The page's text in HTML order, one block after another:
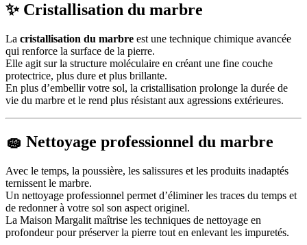
✨ Cristallisation du marbre
La cristallisation du marbre est une technique chimique avancée
qui renforce la surface de la pierre.
Elle agit sur la structure moléculaire en créant une fine couche
protectrice, plus dure et plus brillante.
En plus d’embellir votre sol, la cristallisation prolonge la durée de
vie du marbre et le rend plus résistant aux agressions extérieures.
🧽 Nettoyage professionnel du marbre
Avec le temps, la poussière, les salissures et les produits inadaptés
ternissent le marbre.
Un nettoyage professionnel permet d’éliminer les traces du temps et
de redonner à votre sol son aspect originel.
La Maison Margalit maîtrise les techniques de nettoyage en
profondeur pour préserver la pierre tout en enlevant les impuretés.